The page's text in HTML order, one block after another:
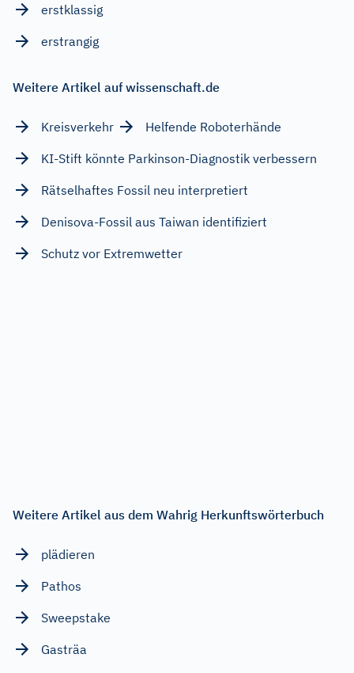
erstklassig
erstrangig
Weitere Artikel auf wissenschaft.de
Kreisverkehr
Helfende Roboterhände
KI-Stift könnte Parkinson-Diagnostik verbessern
Rätselhaftes Fossil neu interpretiert
Denisova-Fossil aus Taiwan identifiziert
Schutz vor Extremwetter
Weitere Artikel aus dem Wahrig Herkunftswörterbuch
plädieren
Pathos
Sweepstake
Gasträa